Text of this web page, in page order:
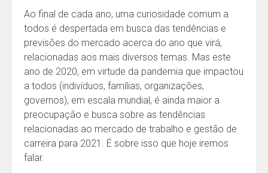
Ao final de cada ano, uma curiosidade comum a
todos é despertada em busca das tendências e
previsões do mercado acerca do ano que virá,
relacionadas aos mais diversos temas. Mas este
ano de 2020, em virtude da pandemia que impactou
a todos (indivíduos, famílias, organizações,
governos), em escala mundial, é ainda maior a
preocupação e busca sobre as tendências
relacionadas ao mercado de trabalho e gestão de
carreira para 2021. É sobre isso que hoje iremos
falar.